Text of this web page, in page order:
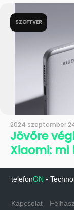
SZOFTVER
2024 szeptember
Jövőre
Xiaomi: mi
telefonON -
Kapcsolat